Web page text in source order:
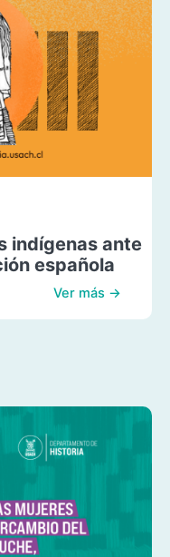
indígenas ante
española
Ver más →